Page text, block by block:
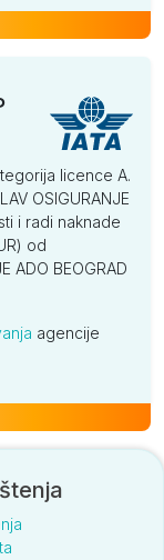
licence A.
OSIGURANJE
i radi naknade
od
ADO BEOGRAD
agencije